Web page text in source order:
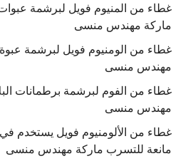
غطاء من المنيوم فويل لبرشمة
ماركة مهندس منسى
غطاء من الومنيوم فويل لبرشمة
مهندس منسى
غطاء من الفوم لبرشمة برطمانات
مهندس منسى
غطاء من الألومنيوم فويل يستخدم في
مانعة للتسرب ماركة مهندس منسى